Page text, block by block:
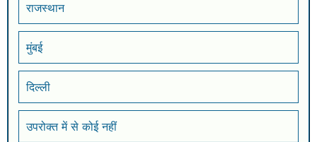
राजस्थान
मुंबई
दिल्ली
उपरोक्त में से कोई नहीं